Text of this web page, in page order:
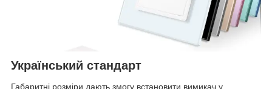
Український стандарт
Габаритні розміри дають змогу встановити вимикач у